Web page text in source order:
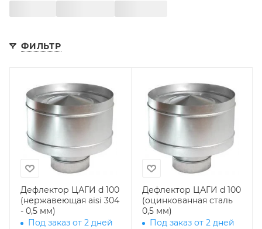
ФИЛЬТР
Дефлектор ЦАГИ d 100
(нержавеющая aisi 304
- 0,5 мм)
Под заказ от 2 дней
Дефлектор ЦАГИ d 100
(оцинкованная сталь
0,5 мм)
Под заказ от 2 дней